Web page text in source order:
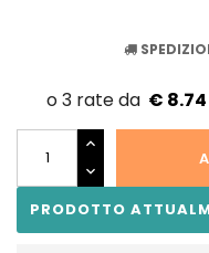
€ 8.74
PRODOTTO